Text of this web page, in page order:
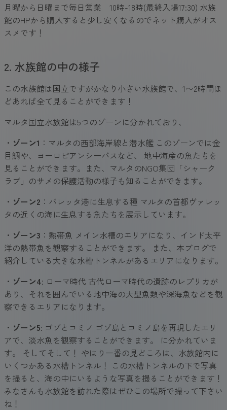
月曜から日曜まで毎日営業 10時-18時(最終入場17:30) 水族
館のHPから購入すると少し安くなるのでネット購入がオス
スメです！
2. 水族館の中の様子
この水族館は国立ですがかなり小さい水族館で、1〜2時間ほ
どあれば全て見ることができます！
マルタ国立水族館は5つのゾーンに分かれており、
・ ゾーン1 ：マルタの西部海岸線と潜水艦 このゾーンでは金
目鯛や、ヨーロピアンシーバスなど、 地中海産の魚たちを
見ることができます。また、マルタのNGO集団「シャーク
ラブ」のサメの保護活動の様子も知ることができます。
・ ゾーン2 ：バレッタ港に生息する種 マルタの首都ヴァレッ
タの近くの海に生息する魚たちを展示しています。
・ ゾーン3 ：熱帯魚 メイン水槽のエリアになり、インド太平
洋の熱帯魚を観察することができます。 また、本ブログで
紹介している大きな水槽トンネルがあるエリアになります。
・ ゾーン4: ローマ時代 古代ローマ時代の遺跡のレプリカが
あり、それを囲んでいる地中海の大型魚類や深海魚などを観
察できるエリアになります。
・ ゾーン5: ゴゾとコミノ ゴゾ島とコミノ島を再現したエリ
アで、淡水魚を観察することができます。 に分かれていま
す。 そしてそして！ やはり一番の見どころは、水族館内に
いくつかある水槽トンネル！ この水槽トンネルの下で写真
を撮ると、海の中にいるような写真を撮ることができます！
みなさんも水族館を訪れた際はぜひこの場所で撮って下さい
ね！